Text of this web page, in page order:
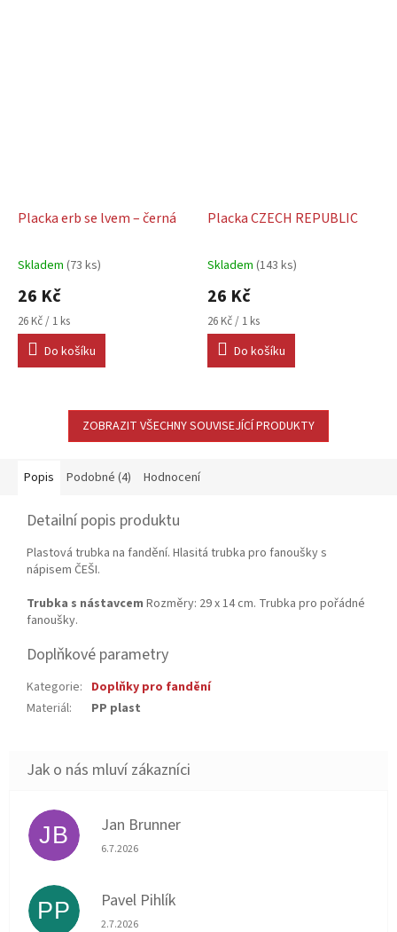
Placka erb se lvem – černá
Průměrné
hodnocení
produktu
je
5,0
5
Skladem (73 ks)
26 Kč
Měrná
cena:
26 Kč / 1 ks
Do košíku
Placka CZECH REPUBLIC
Průměrné
hodnocení
produktu
je
5,0
5
Skladem (143 ks)
26 Kč
Měrná
cena:
26 Kč / 1 ks
Do košíku
ZOBRAZIT VŠECHNY SOUVISEJÍCÍ PRODUKTY
Popis Podobné (4) Hodnocení
Detailní popis produktu
Plastová trubka na fandění. Hlasitá trubka pro fanoušky s
nápisem ČEŠI.
Trubka s nástavcem Rozměry: 29 x 14 cm. Trubka pro pořádné
fanoušky.
Doplňkové parametry
Kategorie: Doplňky pro fandění
Materiál: PP plast
JB Jan Brunner
Hodnocení obchodu je 5 z 5 hvězdiček.
6.7.2026
PP Pavel Pihlík
Hodnocení obchodu je 5 z 5 hvězdiček.
2.7.2026